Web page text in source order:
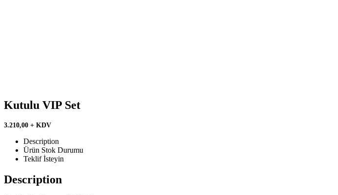
Kutulu VIP Set
3.210,00 + KDV
Description
Ürün Stok Durumu
Teklif İsteyin
Description